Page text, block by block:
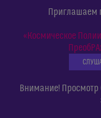
Приглашаем
«Космическое
Внимание! Просмотр